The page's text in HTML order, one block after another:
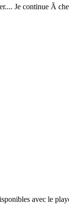
Je continue Ã
avec le